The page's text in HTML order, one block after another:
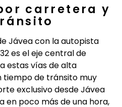
carretera y
Jávea con la autopista
es el eje central de
estas vías de alta
tiempo de tránsito muy
exclusivo desde Jávea
en poco más de una hora,